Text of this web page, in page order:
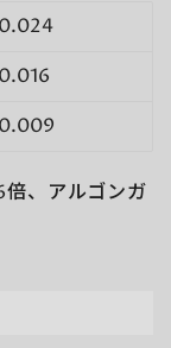
0.024
0.016
0.009
、アルゴンガ